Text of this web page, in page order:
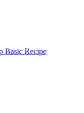
Basic Recipe